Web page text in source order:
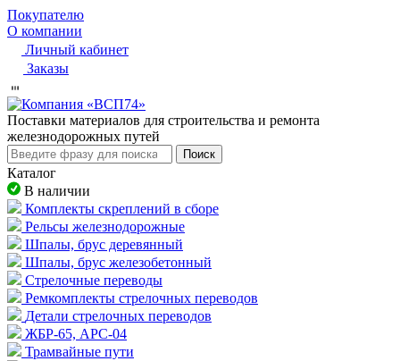
Покупателю
О компании
Личный кабинет
Заказы
Пocтaвки мaтepиaлoв для cтpoитeльcтвa и peмoнтa
жeлeзнoдopoжныx путeй
Поиск
Каталог
В наличии
Комплекты скреплений в сборе
Рельсы железнодорожные
Шпалы, брус деревянный
Шпалы, брус железобетонный
Стрелочные переводы
Ремкомплекты стрелочных переводов
Детали стрелочных переводов
ЖБР-65, АРС-04
Трамвайные пути